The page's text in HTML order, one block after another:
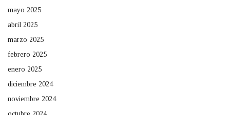
mayo 2025
abril 2025
marzo 2025
febrero 2025
enero 2025
diciembre 2024
noviembre 2024